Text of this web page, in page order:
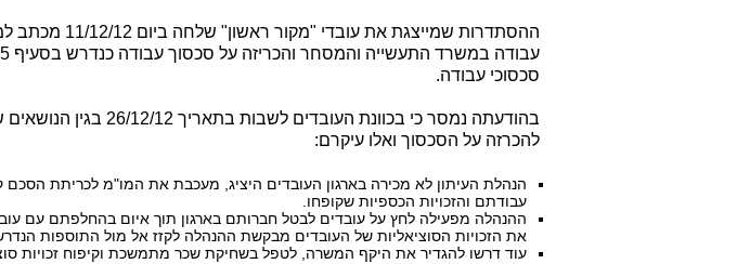
ההסתדרות שמייצגת את עובדי
סכסוכי עבודה.
בהודעתה נמסר כי בכוונת העובדים לשבות
להכרזה על הסכסוך ואלו עיקרם:
הנהלת העיתון לא מכירה בארגון העובדים היציג, מעכבת את המו"מ לכריתת הסכם
עבודתם והזכויות הכספיות שקופחו.
ההנהלה מפעילה לחץ על עובדים לבטל חברותם בארגון תוך איום בהחלפתם עם
את הזכויות הסוציאליות של העובדים מבקשת ההנהלה לקזז אל מול התוספות
עוד דרשו להגדיר את היקף המשרה, לטפל בשחיקת שכר מתמשכת וקיפוח זכויות